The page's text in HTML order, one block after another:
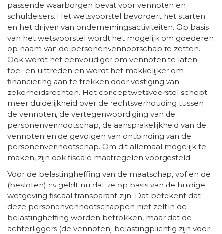
passende waarborgen bevat voor vennoten en
schuldeisers. Het wetsvoorstel bevordert het starten
en het drijven van ondernemingsactiviteiten. Op basis
van het wetsvoorstel wordt het mogelijk om goederen
op naam van de personenvennootschap te zetten.
Ook wordt het eenvoudiger om vennoten te laten
toe- en uittreden en wordt het makkelijker om
financiering aan te trekken door vestiging van
zekerheidsrechten. Het conceptwetsvoorstel schept
meer duidelijkheid over de rechtsverhouding tussen
de vennoten, de vertegenwoordiging van de
personenvennootschap, de aansprakelijkheid van de
vennoten en de gevolgen van ontbinding van de
personenvennootschap. Om dit allemaal mogelijk te
maken, zijn ook fiscale maatregelen voorgesteld.
Voor de belastingheffing van de maatschap, vof en de
(besloten) cv geldt nu dat ze op basis van de huidige
wetgeving fiscaal transparant zijn. Dat betekent dat
deze personenvennootschappen niet zelf in de
belastingheffing worden betrokken, maar dat de
achterliggers (de vennoten) belastingplichtig zijn voor